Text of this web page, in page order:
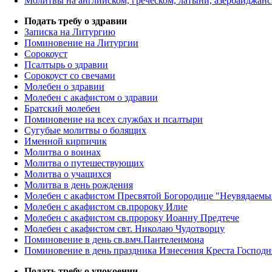
Подать требу о здравии
Записка на Литургию
Поминовение на Литургии
Сорокоуст
Псалтырь о здравии
Сорокоуст со свечами
Молебен о здравии
Молебен с акафистом о здравии
Братский молебен
Поминовение на всех службах и псалтыри
Сугубые молитвы о болящих
Именной кирпичик
Молитва о воинах
Молитва о путешествующих
Молитва о учащихся
Молитва в день рождения
Молебен с акафистом Пресвятой Богородице
Молебен с акафистом св.пророку Илие
Молебен с акафистом св.пророку Иоанну Предтече
Молебен с акафистом свт. Николаю Чудотворцу
Поминовение в день св.вмч.Пантелеимона
Поминовение в день праздника Изнесения Креста